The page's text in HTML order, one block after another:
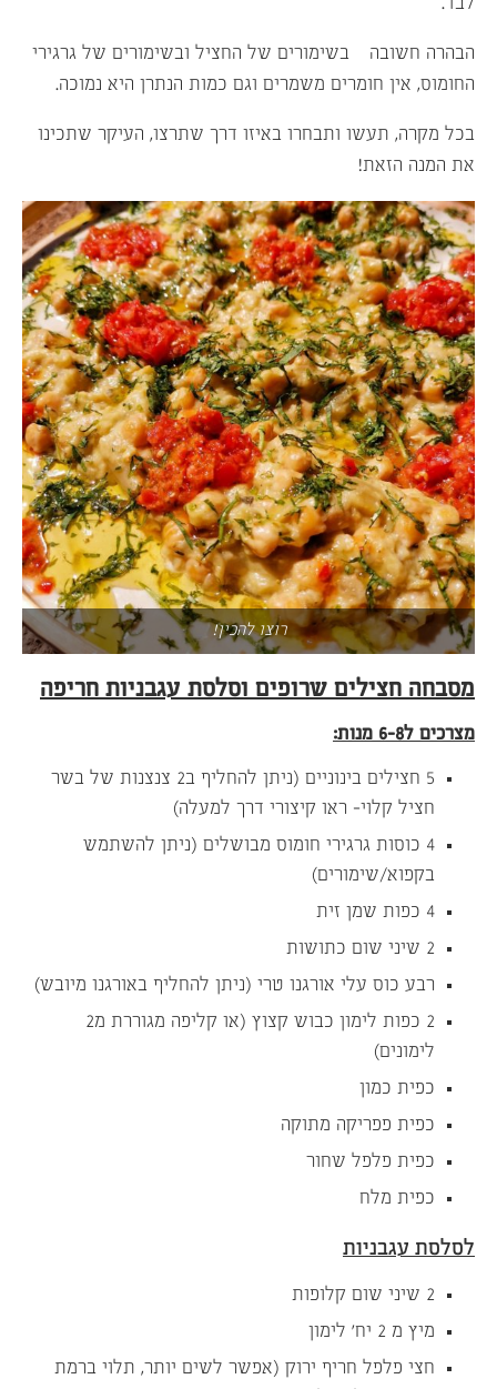
לבד.
הבהרה חשובה – בשימורים של החציל ובשימורים של גרגירי
החומוס, אין חומרים משמרים וגם כמות הנתרן היא נמוכה.
בכל מקרה, תעשו ותבחרו באיזו דרך שתרצו, העיקר שתכינו
את המנה הזאת!
רוצו להכין!
מסבחה חצילים שרופים וסלסת עגבניות חריפה
מצרכים ל6-8 מנות:
5 חצילים בינוניים (ניתן להחליף ב2 צנצנות של בשר
חציל קלוי- ראו קיצורי דרך למעלה)
4 כוסות גרגירי חומוס מבושלים (ניתן להשתמש
בקפוא/שימורים)
4 כפות שמן זית
2 שיני שום כתושות
רבע כוס עלי אורגנו טרי (ניתן להחליף באורגנו מיובש)
2 כפות לימון כבוש קצוץ (או קליפה מגוררת מ2
לימונים)
כפית כמון
כפית פפריקה מתוקה
כפית פלפל שחור
כפית מלח
לסלסת עגבניות
2 שיני שום קלופות
מיץ מ 2 יח’ לימון
חצי פלפל חריף ירוק (אפשר לשים יותר, תלוי ברמת